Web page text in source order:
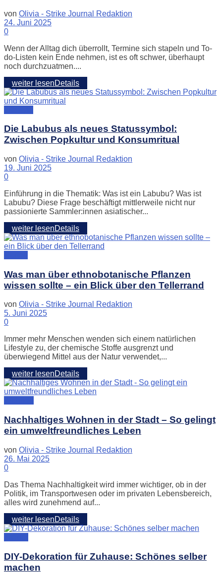
von Olivia - Strike Journal Redaktion
24. Juni 2025
0
Wenn der Alltag dich überrollt, Termine sich stapeln und To-
do-Listen kein Ende nehmen, ist es oft schwer, überhaupt
noch durchzuatmen....
weiter lesenDetails
Die Labubus als neues Statussymbol:
Zwischen Popkultur und Konsumritual
von Olivia - Strike Journal Redaktion
19. Juni 2025
0
Einführung in die Thematik: Was ist ein Labubu? Was ist
Labubu? Diese Frage beschäftigt mittlerweile nicht nur
passionierte Sammler:innen asiatischer...
weiter lesenDetails
Was man über ethnobotanische Pflanzen
wissen sollte – ein Blick über den Tellerrand
von Olivia - Strike Journal Redaktion
5. Juni 2025
0
Immer mehr Menschen wenden sich einem natürlichen
Lifestyle zu, der chemische Stoffe ausgrenzt und
überwiegend Mittel aus der Natur verwendet,...
weiter lesenDetails
Nachhaltiges Wohnen in der Stadt – So gelingt
ein umweltfreundliches Leben
von Olivia - Strike Journal Redaktion
26. Mai 2025
0
Das Thema Nachhaltigkeit wird immer wichtiger, ob in der
Politik, im Transportwesen oder im privaten Lebensbereich,
alles wird zunehmend auf...
weiter lesenDetails
DIY-Dekoration für Zuhause: Schönes selber
machen